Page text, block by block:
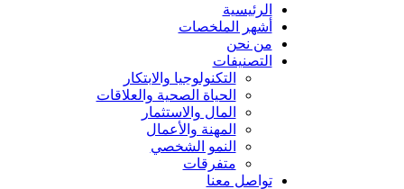
الرئيسية
أشهر الملخصات
من نحن
التصنيفات
التكنولوجيا والابتكار
الحياة الصحية والعلاقات
المال والاستثمار
المهنة والأعمال
النمو الشخصي
متفرقات
تواصل معنا